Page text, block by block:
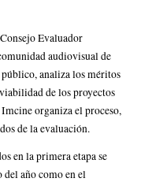
Evaluador
audiovisual de
analiza los méritos
de los proyectos
organiza el proceso,
de la evaluación.
en la primera etapa se
del año como en el